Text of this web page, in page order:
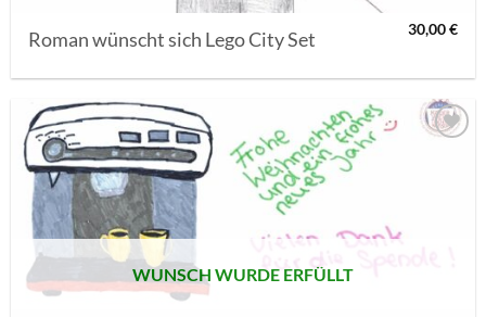
Roman wünscht sich Lego City Set 30,00€
WUNSCH WURDE ERFÜLLT